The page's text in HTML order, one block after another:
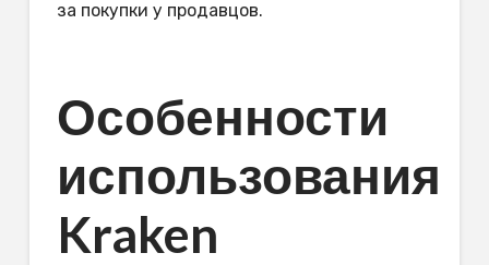
за покупки у продавцов.
Особенности
использования
Kraken